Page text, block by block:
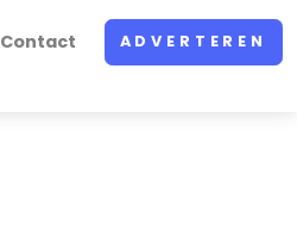
Contact ADVERTEREN